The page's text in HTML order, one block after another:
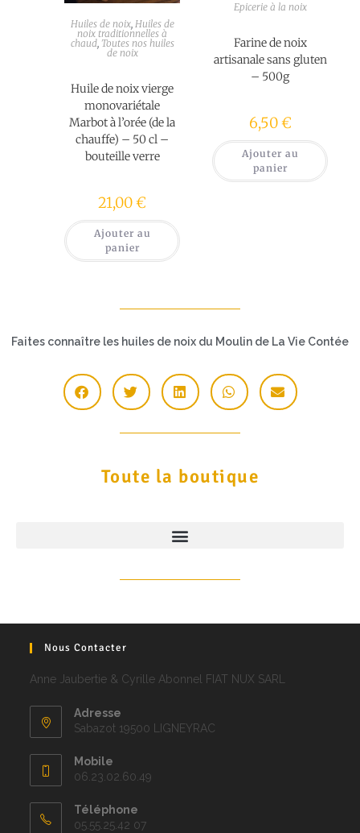
Huiles de noix, Huiles de
noix traditionnelles à
chaud, Toutes nos huiles
de noix
Huile de noix vierge
monovariétale
Marbot à l’orée (de la
chauffe) – 50 cl –
bouteille verre
21,00€
Ajouter au
panier
Epicerie à la noix
Farine de noix
artisanale sans gluten
– 500g
6,50€
Ajouter au
panier
Faites connaître les huiles de noix du Moulin de La Vie Contée
Toute la boutique
Nous Contacter
Anne Jaubertie & Cyrille Abonnel FIAT NUX SARL
Adresse
Sabazot 19500 LIGNEYRAC
Mobile
06.23.02.60.49
Téléphone
05.55.25.42 07